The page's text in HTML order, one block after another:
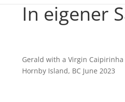
In eigener
Gerald with a Virgin
Hornby Island, BC June 2023